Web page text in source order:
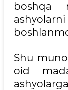
boshqa
Shu
oid